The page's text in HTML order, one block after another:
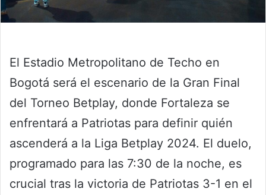
El Estadio Metropolitano de Techo en
Bogotá será el escenario de la Gran Final
del Torneo Betplay, donde Fortaleza se
enfrentará a Patriotas para definir quién
ascenderá a la Liga Betplay 2024. El duelo,
programado para las 7:30 de la noche, es
crucial tras la victoria de Patriotas 3-1 en el